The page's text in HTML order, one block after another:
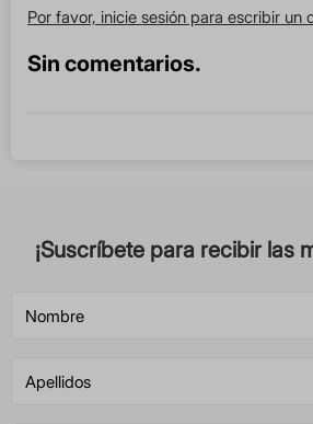
Por favor, inicie sesión para escribir un
Sin comentarios.
¡Suscríbete para recibir las